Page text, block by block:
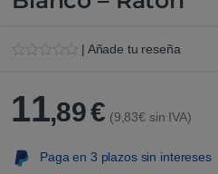
o
r
o
| Añade tu reseña
11,89€ (9,83€ sin IVA)
Paga en 3 plazos sin intereses